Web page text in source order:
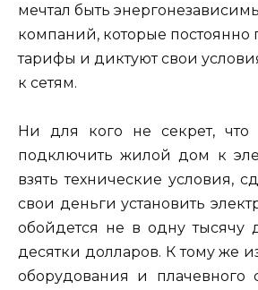
мечтал быть
компаний, которые
тарифы и диктуют свои
к сетям.
Ни для кого не секрет, что
подключить жилой дом к
взять технические условия,
свои деньги установить
обойдется не в одну тысячу
десятки долларов. К тому же
оборудования и плачевного